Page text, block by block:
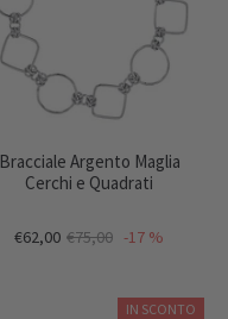
Bracciale Argento Maglia
Cerchi e Quadrati
€62,00 €75,00 -17 %
IN SCONTO